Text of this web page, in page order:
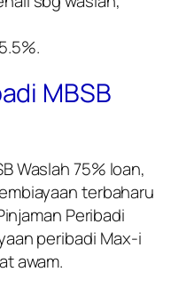
MBSB
Waslah 75% loan,
terbaharu
Peribadi
peribadi Max-i
awam.